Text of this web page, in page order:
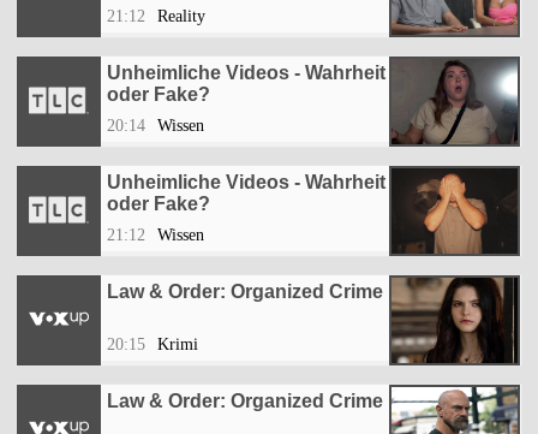
21:12 Reality
Unheimliche Videos - Wahrheit
oder Fake?
20:14 Wissen
Unheimliche Videos - Wahrheit
oder Fake?
21:12 Wissen
Law & Order: Organized Crime
20:15 Krimi
Law & Order: Organized Crime